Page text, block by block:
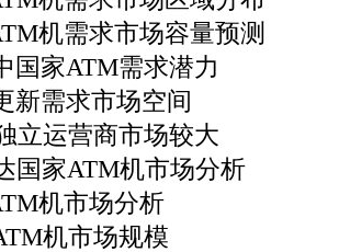
机需求市场容量预测
国家ATM需求潜力
新需求市场空间
立运营商市场较大
国家ATM机市场分析
机市场分析
机市场规模